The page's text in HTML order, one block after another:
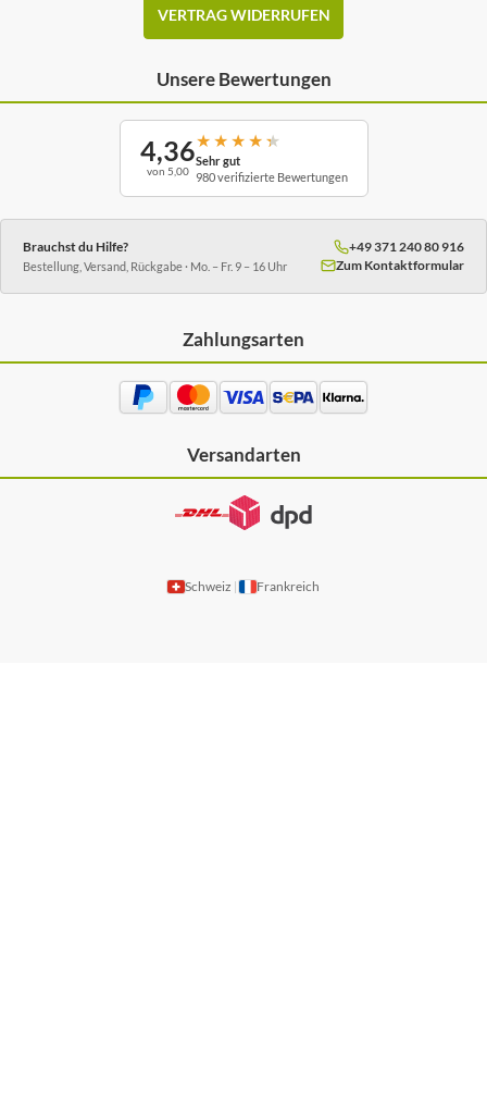
VERTRAG WIDERRUFEN
Unsere Bewertungen
4,36
von 5,00
★ ★ ★ ★ ★
Sehr gut
980 verifizierte Bewertungen
Brauchst du Hilfe?
Bestellung, Versand, Rückgabe · Mo. – Fr. 9 – 16 Uhr
+49 371 240 80 916
Zum Kontaktformular
Zahlungsarten
Versandarten
Schweiz Frankreich